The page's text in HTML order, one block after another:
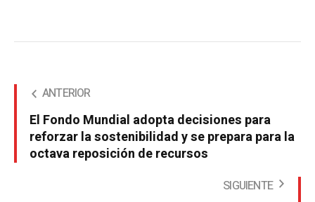
ANTERIOR
El Fondo Mundial adopta decisiones para
reforzar la sostenibilidad y se prepara para la
octava reposición de recursos
SIGUIENTE